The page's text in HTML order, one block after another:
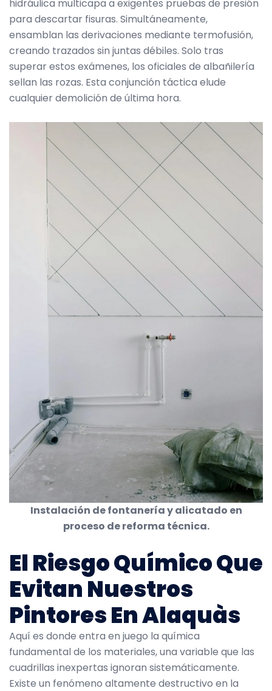
hidráulica multicapa a exigentes pruebas de presión
para descartar fisuras. Simultáneamente,
ensamblan las derivaciones mediante termofusión,
creando trazados sin juntas débiles. Solo tras
superar estos exámenes, los oficiales de albañilería
sellan las rozas. Esta conjunción táctica elude
cualquier demolición de última hora.
Instalación de fontanería y alicatado en
proceso de reforma técnica.
El Riesgo Químico Que
Evitan Nuestros
Pintores En Alaquàs
Aquí es donde entra en juego la química
fundamental de los materiales, una variable que las
cuadrillas inexpertas ignoran sistemáticamente.
Existe un fenómeno altamente destructivo en la